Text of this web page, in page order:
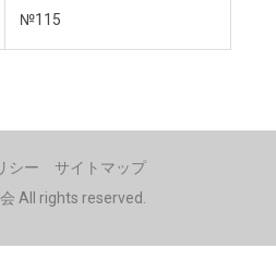
№115
シー
サイトマップ
All rights reserved.